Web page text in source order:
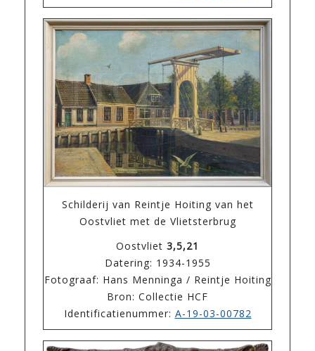
Schilderij van Reintje Hoiting van het
Oostvliet met de Vlietsterbrug
Oostvliet 3,5,21
Datering: 1934-1955
Fotograaf: Hans Menninga / Reintje Hoiting
Bron: Collectie HCF
Identificatienummer: A-19-03-00782